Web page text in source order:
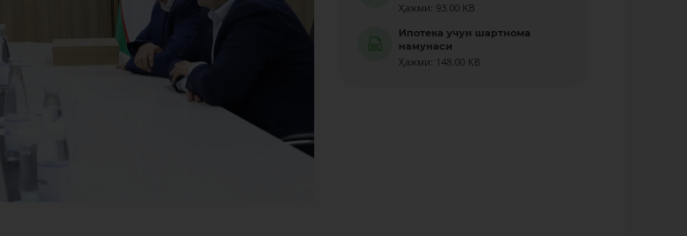
Ҳажми: 93.00 KB
Ипотека учун шартнома
намунаси
Ҳажми: 148.00 KB